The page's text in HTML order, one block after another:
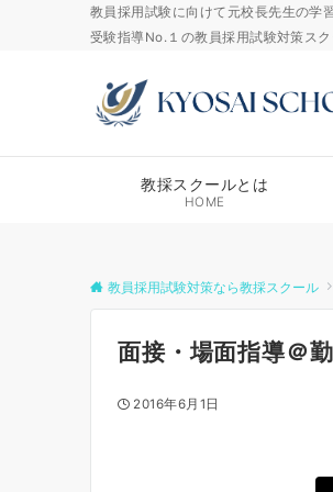
教員採用試験に向けて元校長先生の学
受験指導No.１の教員採用試験対策スク
教採スクールとは
HOME
教員採用試験対策なら教採スクール
面接・場面指導＠
2016年6月1日